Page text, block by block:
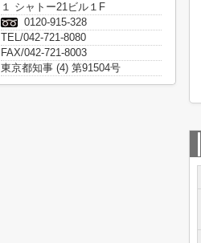
１ シャトー21ビル１F
0120-915-328
TEL/042-721-8080
FAX/042-721-8003
東京都知事 (4) 第91504号